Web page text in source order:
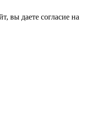
вы даете согласие на